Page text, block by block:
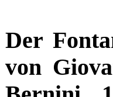
Der
von